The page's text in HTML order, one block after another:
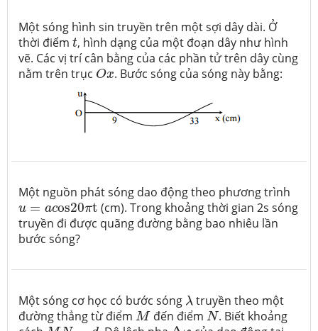
Một sóng hình sin truyền trên một sợi dây dài. Ở
thời điểm t
t, hình dạng của một đoạn dây như hình
vẽ. Các vị trí cân bằng của các phần tử trên dây cùng
nằm trên trục Ox
Ox. Bước sóng của sóng này bằng:
Một nguồn phát sóng dao động theo phương trình
u = acos20πt
u=acos20πt (cm). Trong khoảng thời gian 2s sóng
truyền đi được quãng đường bằng bao nhiêu lần
bước sóng?
Một sóng cơ học có bước sóng λ
λ truyền theo một
đường thẳng từ điểm M
Mđến điểm N
N . Biết khoảng
MN=d Δφ